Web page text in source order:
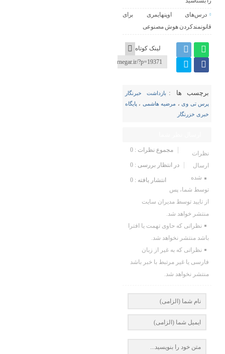
درس‌های اوپنهایمری برای
قانونمندکردن هوش مصنوعی
لینک کوتاه
برچسب ها : بازداشت خبرنگار
پرس تی وی، مرضیه هاشمی ، پایگاه
خبری خزرنگار
مجموع نظرات : 0
در انتظار بررسی : 0
انتشار یافته : 0
نظرات
ارسال
شده
توسط شما، پس
از تایید توسط مدیران سایت
منتشر خواهد شد.
نظراتی که حاوی تهمت یا افترا
باشد منتشر نخواهد شد.
نظراتی که به غیر از زبان
فارسی یا غیر مرتبط با خبر باشد
منتشر نخواهد شد.